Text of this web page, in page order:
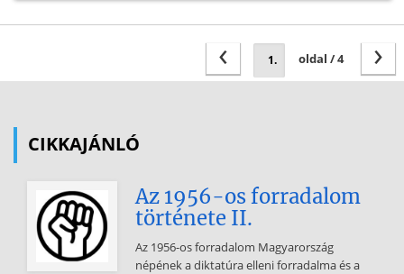
›
oldal / 4
‹
CIKKAJÁNLÓ
Az 1956-os forradalom
története II.
Az 1956-os forradalom Magyarország
népének a diktatúra elleni forradalma és a